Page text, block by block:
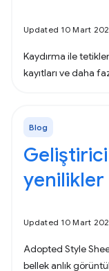
Updated 10 Mart
Kaydırma ile
kayıtları ve daha
Blog
yenilikler
Updated 10 Mart
Adopted Style
bellek anlık